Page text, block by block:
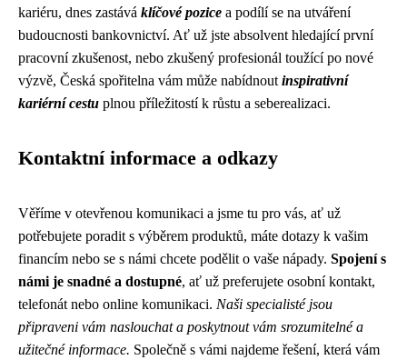
kariéru, dnes zastává klíčové pozice a podílí se na utváření
budoucnosti bankovnictví. Ať už jste absolvent hledající první
pracovní zkušenost, nebo zkušený profesionál toužící po nové
výzvě, Česká spořitelna vám může nabídnout inspirativní
kariérní cestu plnou příležitostí k růstu a seberealizaci.
Kontaktní informace a odkazy
Věříme v otevřenou komunikaci a jsme tu pro vás, ať už
potřebujete poradit s výběrem produktů, máte dotazy k vašim
financím nebo se s námi chcete podělit o vaše nápady. Spojení s
námi je snadné a dostupné, ať už preferujete osobní kontakt,
telefonát nebo online komunikaci. Naši specialisté jsou
připraveni vám naslouchat a poskytnout vám srozumitelné a
užitečné informace. Společně s vámi najdeme řešení, která vám